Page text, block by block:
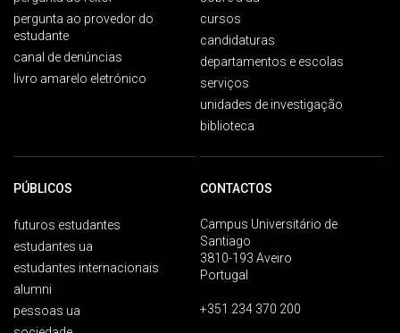
pergunta ao provedor do
estudante
canal de denúncias
livro amarelo eletrónico
cursos
candidaturas
departamentos e escolas
serviços
unidades de investigação
biblioteca
PÚBLICOS
futuros estudantes
estudantes ua
estudantes internacionais
alumni
pessoas ua
CONTACTOS
Campus Universitário de
Santiago
3810-193 Aveiro
Portugal
+351 234 370 200